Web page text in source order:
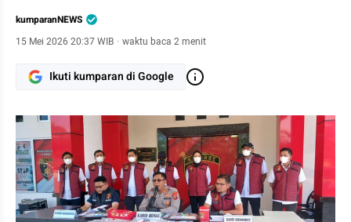
kumparanNEWS
15 Mei 2026 20:37 WIB · waktu baca 2 menit
Ikuti kumparan di Google